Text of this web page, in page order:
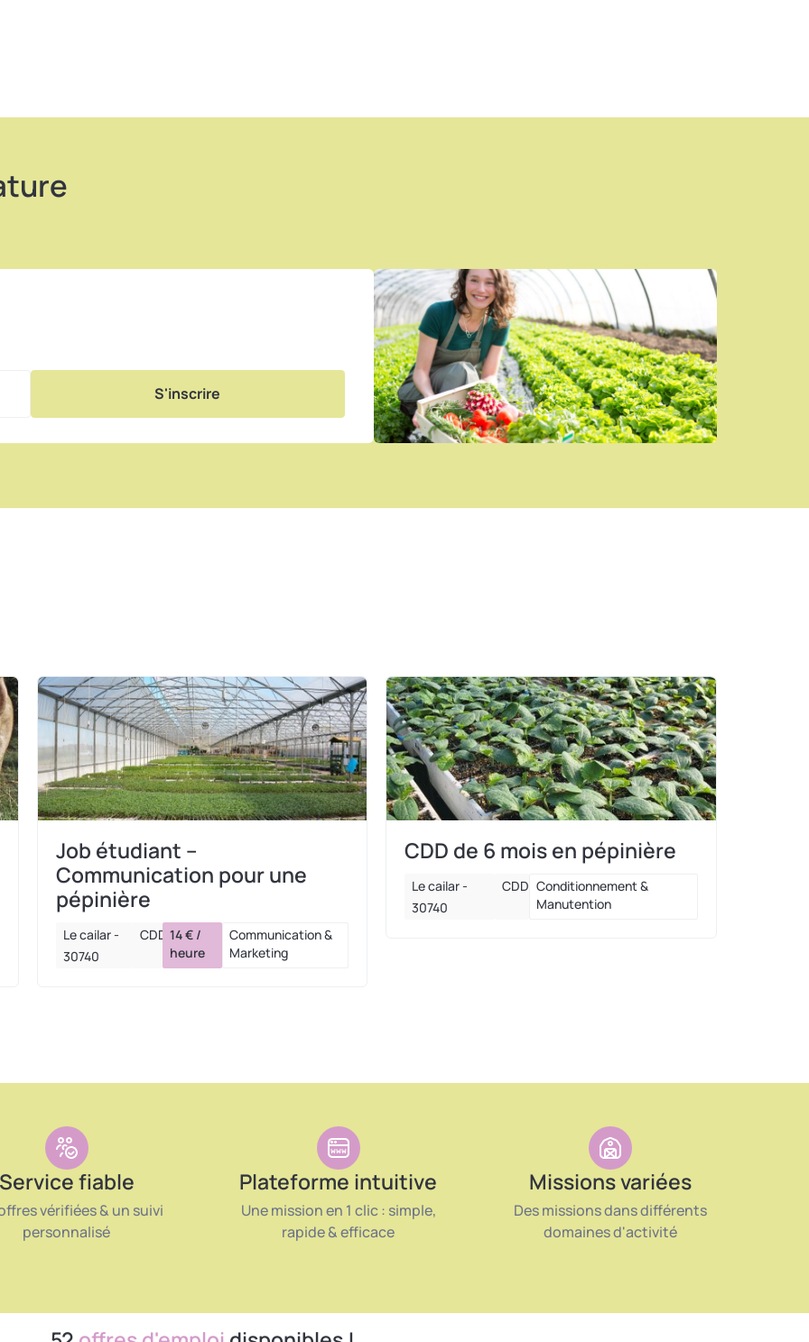
S'inscrire
Job étudiant –
Communication pour une
pépinière
Le cailar -
30740
CDD 14 € /
heure
Communication &
Marketing
CDD de 6 mois en pépinière
Le cailar -
30740
CDD Conditionnement &
Manutention
Service fiable
vérifiées & un suivi
personnalisé
Plateforme intuitive
Une mission en 1 clic : simple,
rapide & efficace
Missions variées
Des missions dans différents
domaines d'activité